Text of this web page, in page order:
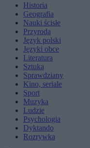
Historia
Geografia
Nauki ścisłe
Przyroda
Język polski
Języki obce
Literatura
Sztuka
Sprawdziany
Kino, seriale
Sport
Muzyka
Ludzie
Psychologia
Dyktando
Rozrywka